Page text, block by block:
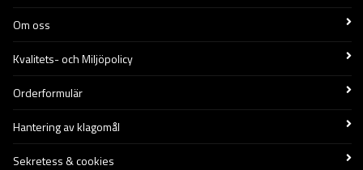
Om oss
Kvalitets- och Miljöpolicy
Orderformulär
Hantering av klagomål
Sekretess & cookies